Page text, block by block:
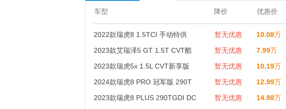
车型 降价 优惠价
2022款瑞虎8 1.5TCI 手动特供 暂无优惠 10.08万
2023款艾瑞泽5 GT 1.5T CVT酷 暂无优惠 7.99万
2023款瑞虎5x 1.5L CVT新享版 暂无优惠 10.19万
2024款瑞虎8 PRO 冠军版 290T 暂无优惠 12.99万
2023款瑞虎8 PLUS 290TGDI DC 暂无优惠 14.98万